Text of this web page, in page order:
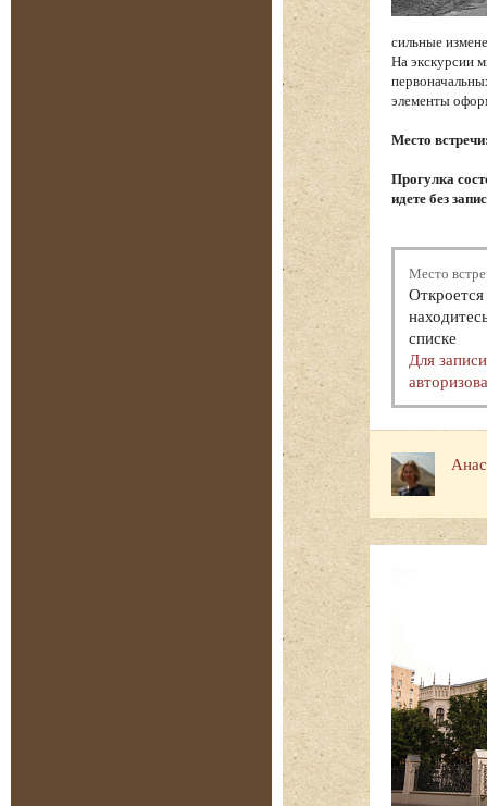
сильные
На экскурсии
элементы
Место
Прогулка
идете без
Место
списке
Для